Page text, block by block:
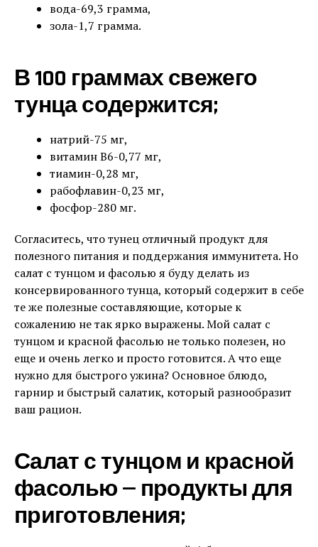
вода-69,3 грамма,
зола-1,7 грамма.
В 100 граммах свежего
тунца содержится;
натрий-75 мг,
витамин В6-0,77 мг,
тиамин-0,28 мг,
рабофлавин-0,23 мг,
фосфор-280 мг.
Согласитесь, что тунец отличный продукт для
полезного питания и поддержания иммунитета. Но
салат с тунцом и фасолью я буду делать из
консервированного тунца, который содержит в себе
те же полезные составляющие, которые к
сожалению не так ярко выражены. Мой салат с
тунцом и красной фасолью не только полезен, но
еще и очень легко и просто готовится. А что еще
нужно для быстрого ужина? Основное блюдо,
гарнир и быстрый салатик, который разнообразит
ваш рацион.
Салат с тунцом и красной
фасолью — продукты для
приготовления;